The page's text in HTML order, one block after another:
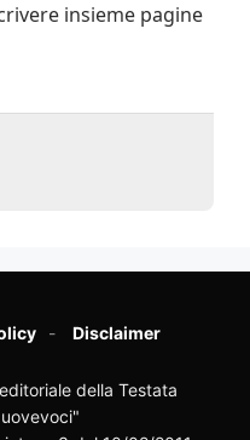
insieme pagine
Disclaimer
della Testata